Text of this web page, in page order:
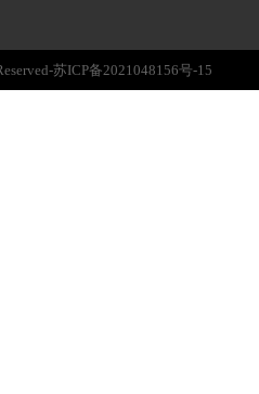
苏ICP备2021048156号-15